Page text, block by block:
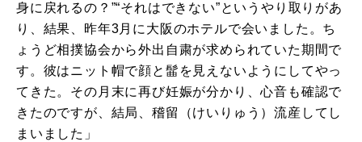
身に戻れるの？”“それはできない”というやり取りがあ
り、結果、昨年3月に大阪のホテルで会いました。ち
ょうど相撲協会から外出自粛が求められていた期間で
す。彼はニット帽で顔と髷を見えないようにしてやっ
てきた。その月末に再び妊娠が分かり、心音も確認で
きたのですが、結局、稽留（けいりゅう）流産してし
まいました」